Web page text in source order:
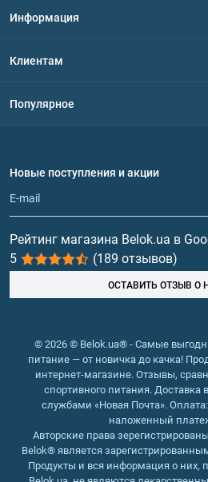
Информация
Политика конфиденциальности
Обмен и возврат
Клиентам
Популярное
Протеин
Гейнеры
Витамины и минералы
Рыбий жир, жирные кислоты
Новые поступления и акции
Рейтинг магазина Belok.ua в
5
(189 отзывов)
ОСТАВИТЬ ОТЗЫВ О
© 2026 © Belok.ua® - Самые
питание — от новичка до качка!
интернет-магазине. Отзывы,
спортивного питания. Доставка
службами «Новая Почта».
наложенный
Авторские права
Belok® является
Продукты и вся информация о них,